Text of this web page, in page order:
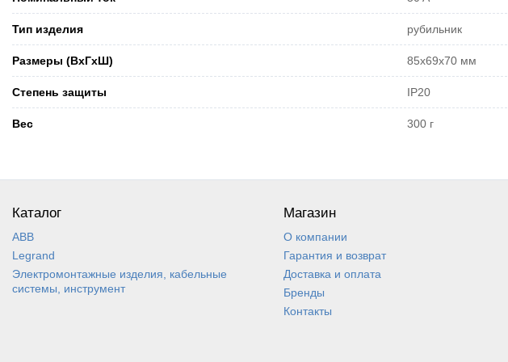
Тип изделия рубильник
Размеры (ВхГхШ) 85x69x70 мм
Степень защиты IP20
Вес 300 г
Каталог
ABB
Legrand
Электромонтажные изделия, кабельные
системы, инструмент
Магазин
О компании
Гарантия и возврат
Доставка и оплата
Бренды
Контакты